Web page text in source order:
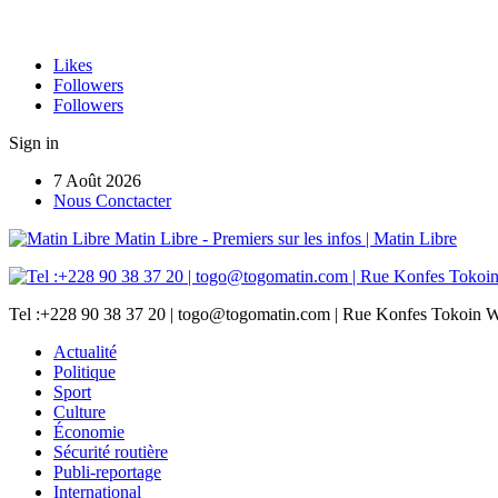
Likes
Followers
Followers
Sign in
7 Août 2026
Nous Conctacter
Matin Libre - Premiers sur les infos | Matin Libre
Tel :+228 90 38 37 20 | togo@togomatin.com | Rue Konfes Tokoin
Actualité
Politique
Sport
Culture
Économie
Sécurité routière
Publi-reportage
International